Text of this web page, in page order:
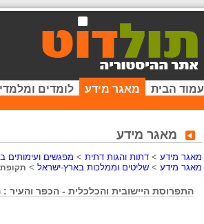
עמוד הבית מאגר מידע לומדים
מאגר מידע
מאגר מידע > דתות והגות דתית > מפגשים ועימותים
מאגר מידע > שליטים וממלכות בארץ-ישראל > תקופת
התפרוסת היישובית והכלכלית - הכפר והעיר